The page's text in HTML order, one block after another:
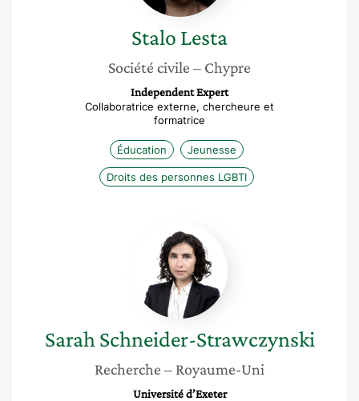
Stalo Lesta
Société civile – Chypre
Independent Expert
Collaboratrice externe, chercheure et
formatrice
Éducation Jeunesse
Droits des personnes LGBTI
Sarah
Schneider-
Strawczynski
Sarah Schneider-Strawczynski
Recherche – Royaume-Uni
Université d’Exeter